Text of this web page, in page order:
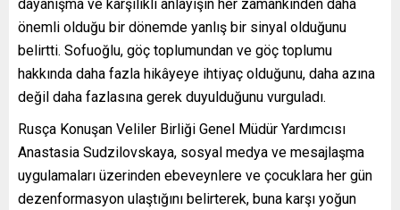
dayanışma ve karşılıklı anlayışın her zamankinden daha
önemli olduğu bir dönemde yanlış bir sinyal olduğunu
belirtti. Sofuoğlu, göç toplumundan ve göç toplumu
hakkında daha fazla hikâyeye ihtiyaç olduğunu, daha azına
değil daha fazlasına gerek duyulduğunu vurguladı.
Rusça Konuşan Veliler Birliği Genel Müdür Yardımcısı
Anastasia Sudzilovskaya, sosyal medya ve mesajlaşma
uygulamaları üzerinden ebeveynlere ve çocuklara her gün
dezenformasyon ulaştığını belirterek, buna karşı yoğun